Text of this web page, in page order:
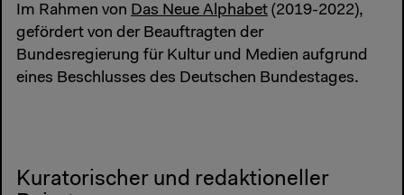
Im Rahmen von Das Neue Alphabet (2019-2022),
gefördert von der Beauftragten der
Bundesregierung für Kultur und Medien aufgrund
eines Beschlusses des Deutschen Bundestages.
Kuratorischer und redaktioneller